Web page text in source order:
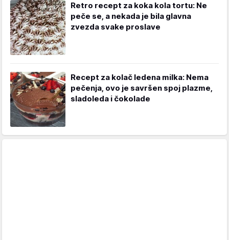
Retro recept za koka kola tortu: Ne
peče se, a nekada je bila glavna
zvezda svake proslave
Recept za kolač ledena milka: Nema
pečenja, ovo je savršen spoj plazme,
sladoleda i čokolade